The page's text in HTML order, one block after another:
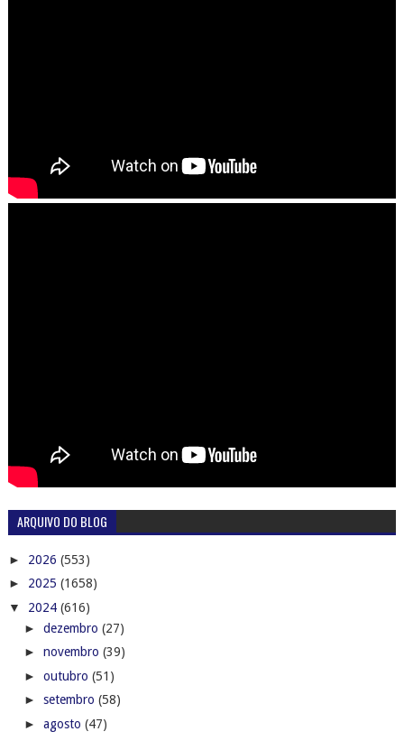
ARQUIVO DO BLOG
► 2026 (553)
► 2025 (1658)
▼ 2024 (616)
► dezembro (27)
► novembro (39)
► outubro (51)
► setembro (58)
► agosto (47)